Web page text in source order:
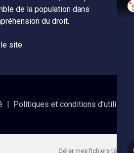
de la population dans
du droit.
site
Politiques et conditions
Gérer mes fichiers